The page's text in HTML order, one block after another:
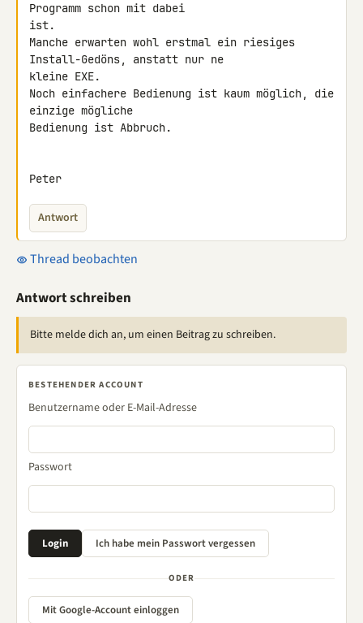
Programm schon mit dabei
ist.
Manche erwarten wohl erstmal ein riesiges
Install-Gedöns, anstatt nur ne
kleine EXE.
Noch einfachere Bedienung ist kaum möglich, die
einzige mögliche
Bedienung ist Abbruch.
Peter
Antwort
Thread beobachten
Antwort schreiben
Bitte melde dich an, um einen Beitrag zu schreiben.
BESTEHENDER ACCOUNT
Benutzername oder E-Mail-Adresse
Passwort
ODER
Mit Google-Account einloggen